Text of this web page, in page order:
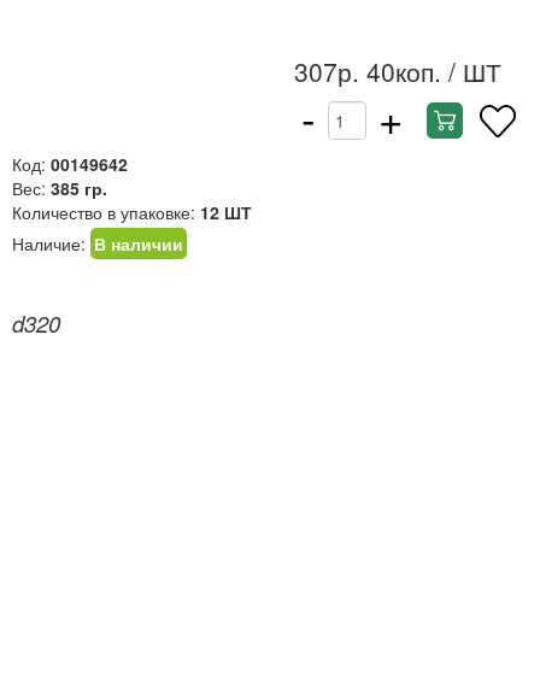
307р. 40коп. / ШТ
- +
Код: 00149642
Вес: 385 гр.
Количество в упаковке: 12 ШТ
Наличие: В наличии
d320